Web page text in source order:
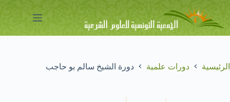
المحتوى
الرئيسية دورات علمية دورة الشيخ سالم بو حاجب